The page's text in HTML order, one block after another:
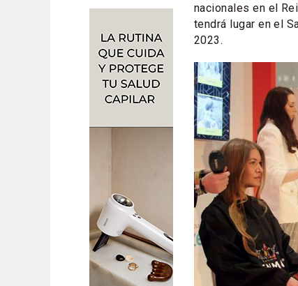
nacionales en el
tendrá lugar en el
2023.